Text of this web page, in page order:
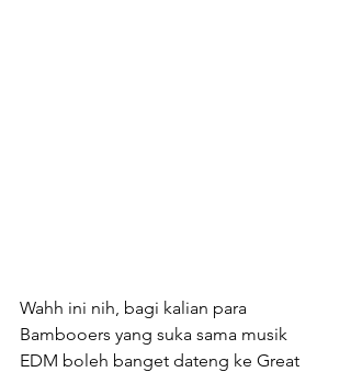
Wahh ini nih, bagi kalian para
Bambooers yang suka sama musik
EDM boleh banget dateng ke Great